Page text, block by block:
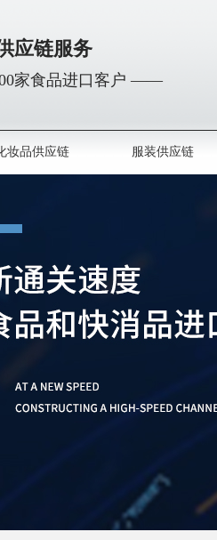
应链服务
家食品进口客户 ——
妆品供应链 服装供应链